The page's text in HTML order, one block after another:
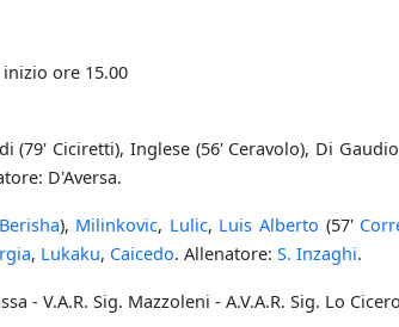
ore 15.00
Ciciretti), Inglese (56' Ceravolo), Di
D'Aversa.
Berisha), Milinkovic, Lulic, Luis Alberto (57'
, Lukaku, Caicedo. Allenatore: S. Inzaghi.
- V.A.R. Sig. Mazzoleni - A.V.A.R. Sig. Lo